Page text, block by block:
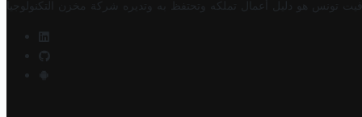
تونس هو دليل أعمال تملكه وتحتفظ به وتديره شركة مخزن التكنولوجيا